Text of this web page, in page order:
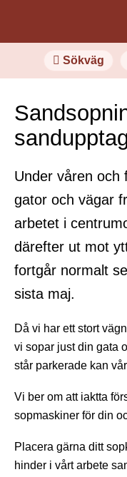
Sökväg
Under våren och
gator och vägar
arbetet i
därefter ut mot
fortgår normalt
sista maj.
Då vi har ett stort
vi sopar just din gata
står parkerade kan
Vi ber om att iaktta
sopmaskiner för din
Placera gärna ditt
hinder i vårt arbete